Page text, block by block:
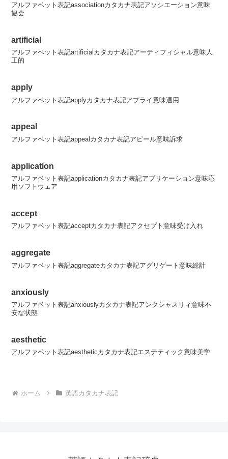
アルファベット表記associationカタカナ表記アソシエーション意味
協会
artificial
アルファベット表記artificialカタカナ表記アーティフィシャル意味人
工的
apply
アルファベット表記applyカタカナ表記アプライ意味適用
appeal
アルファベット表記appealカタカナ表記アピール意味訴求
application
アルファベット表記applicationカタカナ表記アプリケーション意味応
用ソフトウェア
accept
アルファベット表記acceptカタカナ表記アクセプト意味受け入れ
aggregate
アルファベット表記aggregateカタカナ表記アグリゲート意味総計
anxiously
アルファベット表記anxiouslyカタカナ表記アンクシャスリィ意味不
安な状態
aesthetic
アルファベット表記aestheticカタカナ表記エステティック意味美学
ホーム 英語カタカナ表記